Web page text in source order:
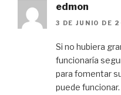
edmon
3 DE JUNIO DE
Si no hubiera
funcionaría
para fomentar
puede